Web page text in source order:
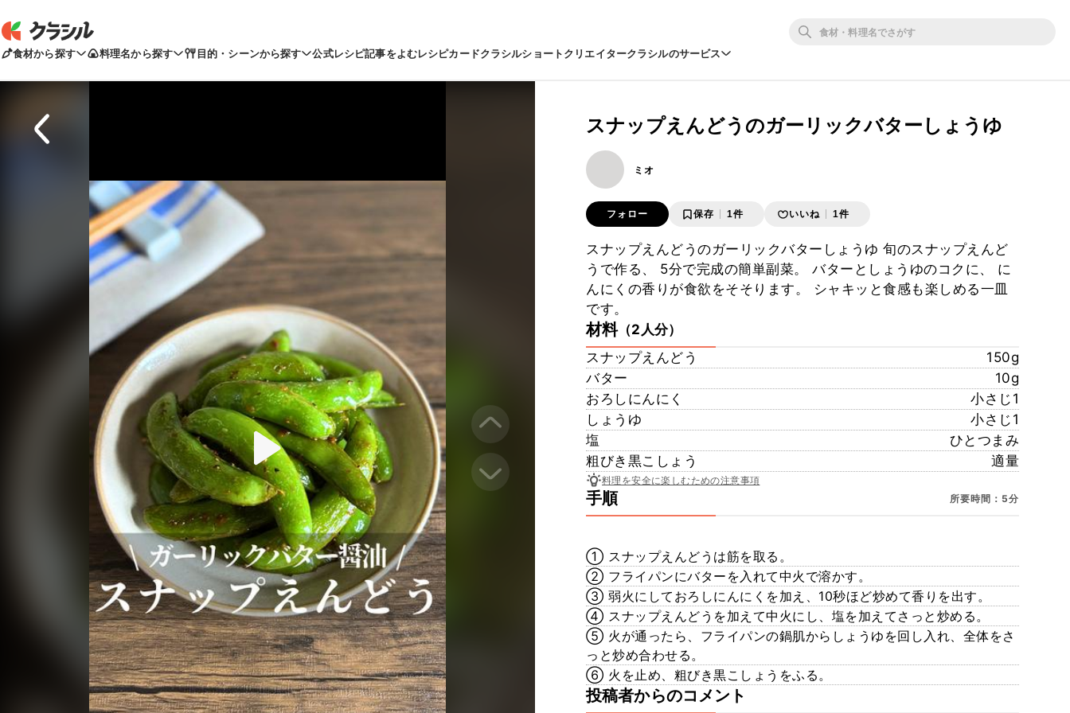
食材から探す 料理名から探す 目的・シーンから探す 公式レシピ記事をよむレシピカードクラシルショートクリエイタークラシルのサービス
スナップえんどうのガーリックバターしょうゆ
ミオ
フォロー 保存 1件 いいね 1件
スナップえんどうのガーリックバターしょうゆ 旬のスナップえんど
うで作る、 5分で完成の簡単副菜。 バターとしょうゆのコクに、 に
んにくの香りが食欲をそそります。 シャキッと食感も楽しめる一皿
です。
材料（2人分）
スナップえんどう
150g
バター
10g
おろしにんにく
小さじ1
しょうゆ
小さじ1
塩
ひとつまみ
粗びき黒こしょう
適量
料理を安全に楽しむための注意事項
手順 所要時間：5分
① スナップえんどうは筋を取る。
② フライパンにバターを入れて中火で溶かす。
③ 弱火にしておろしにんにくを加え、10秒ほど炒めて香りを出す。
④ スナップえんどうを加えて中火にし、塩を加えてさっと炒める。
⑤ 火が通ったら、フライパンの鍋肌からしょうゆを回し入れ、全体をさ
っと炒め合わせる。
⑥ 火を止め、粗びき黒こしょうをふる。
投稿者からのコメント